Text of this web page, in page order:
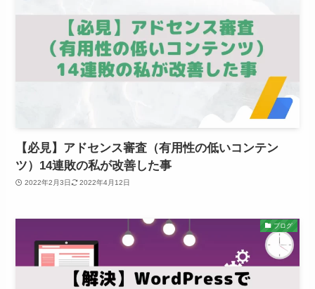
【必見】アドセンス審査（有用性の低いコンテン
ツ）14連敗の私が改善した事
2022年2月3日 2022年4月12日
ブログ